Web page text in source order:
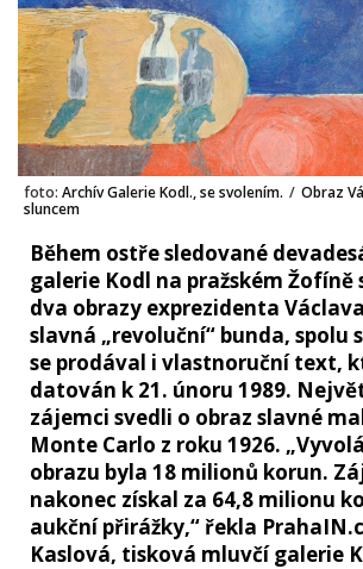
foto: Archív Galerie Kodl., se svolením. / Obraz
sluncem
Během ostře sledované
galerie Kodl na pražském Žofíně
dva obrazy exprezidenta
slavná „revoluční“ bunda, spolu
se prodával i vlastnoruční text,
datován k 21. únoru 1989.
zájemci svedli o obraz slavné
Monte Carlo z roku 1926.
obrazu byla 18 milionů korun.
nakonec získal za 64,8 milionu
aukční přirážky,“ řekla
Kaslová, tisková mluvčí galerie